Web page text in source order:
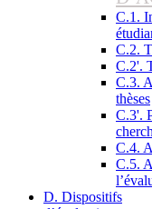
C.1.
C.2.
C.2'.
C.3.
thèses
C.3'.
C.4.
C.5.
D. Dispositifs